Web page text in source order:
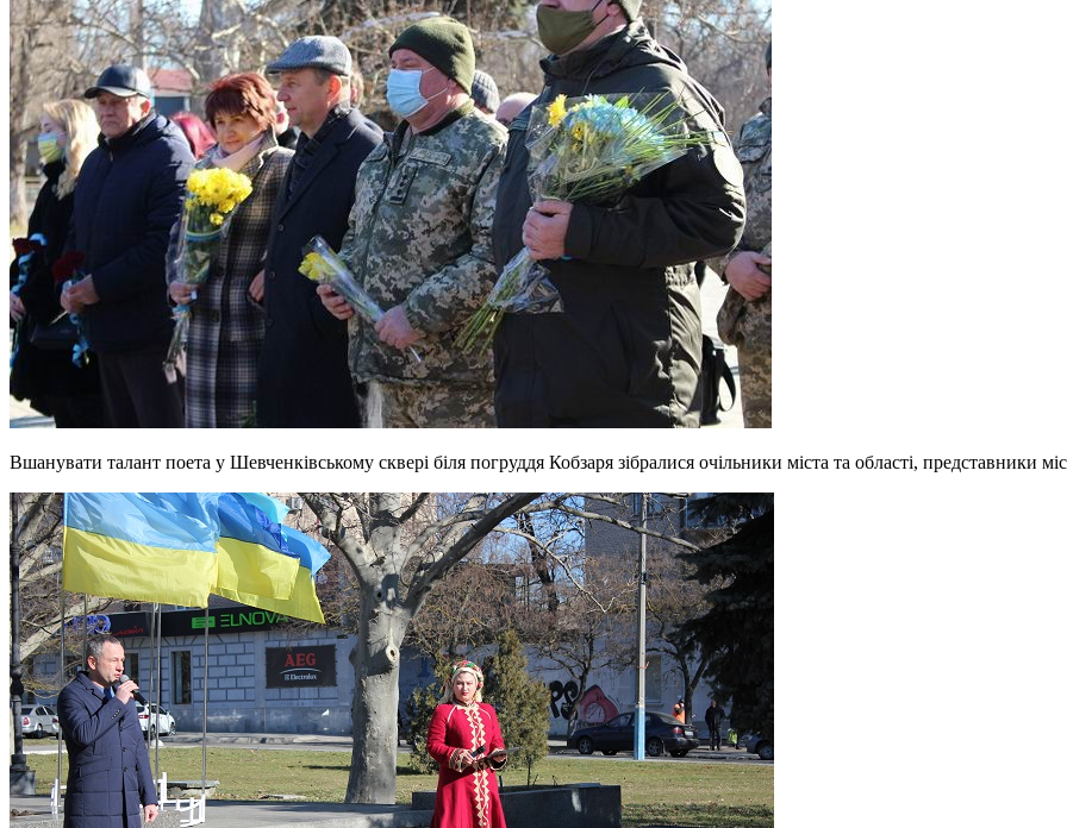
Вшанувати талант поета у Шевченківському сквері біля погруддя Кобзаря зібралися очільники міста та області, представники